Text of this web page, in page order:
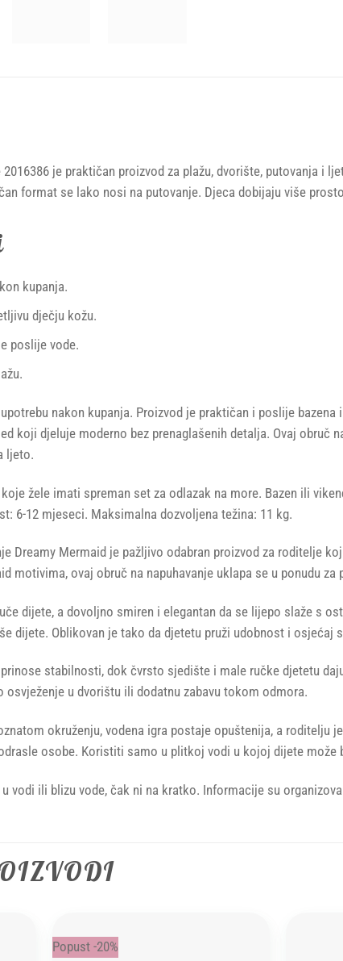
je praktičan proizvod za plažu, dvorište, putovanja i
format se lako nosi na putovanje. Djeca dobijaju više
kupanja.
dječju kožu.
poslije vode.
nakon kupanja. Proizvod je praktičan i poslije
koji djeluje moderno bez prenaglašenih detalja. Ovaj obruč
ljeto.
žele imati spreman set za odlazak na more. Bazen ili
6-12 mjeseci. Maksimalna dozvoljena težina: 11 kg.
Dreamy Mermaid je pažljivo odabran proizvod za roditelje
motivima, ovaj obruč na napuhavanje uklapa se u ponudu
dijete, a dovoljno smiren i elegantan da se lijepo slaže s
dijete. Oblikovan je tako da djetetu pruži udobnost i
stabilnosti, dok čvrsto sjedište i male ručke djetetu
osvježenje u dvorištu ili dodatnu zabavu tokom odmora.
okruženju, vodena igra postaje opuštenija, a
osobe. Koristiti samo u plitkoj vodi u kojoj dijete može
vodi ili blizu vode, čak ni na kratko. Informacije su
Popust -20%